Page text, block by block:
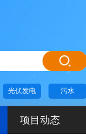
光伏发电 污水
项目动态